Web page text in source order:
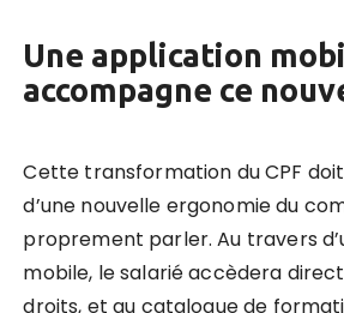
Une application
accompagne ce
Cette transformation du CPF
d’une nouvelle ergonomie du
proprement parler. Au travers
mobile, le salarié accèdera
droits, et au catalogue de